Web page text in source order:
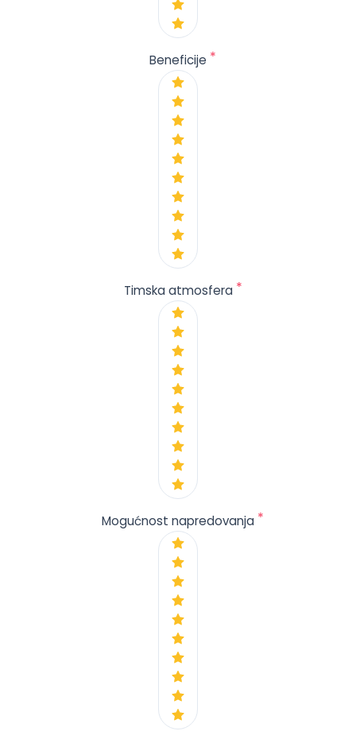
Beneficije *
Timska atmosfera *
Mogućnost napredovanja *